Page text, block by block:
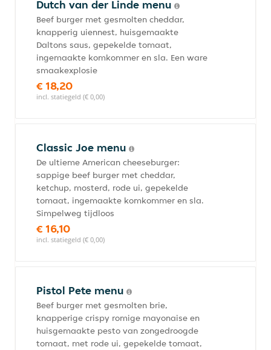
Dutch van der Linde menu
Beef burger met gesmolten cheddar,
knapperig uiennest, huisgemaakte
Daltons saus, gepekelde tomaat,
ingemaakte komkommer en sla. Een ware
smaakexplosie
€ 18,20
incl. statiegeld (€ 0,00)
Classic Joe menu
De ultieme American cheeseburger:
sappige beef burger met cheddar,
ketchup, mosterd, rode ui, gepekelde
tomaat, ingemaakte komkommer en sla.
Simpelweg tijdloos
€ 16,10
incl. statiegeld (€ 0,00)
Pistol Pete menu
Beef burger met gesmolten brie,
knapperige crispy romige mayonaise en
huisgemaakte pesto van zongedroogde
tomaat, met rode ui, gepekelde tomaat,